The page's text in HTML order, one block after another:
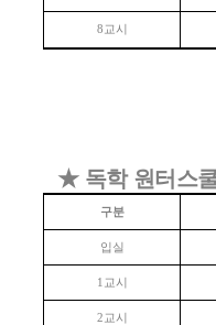
8 교시
★ 독학 원터스
구분
입실
1 교시
2 교시